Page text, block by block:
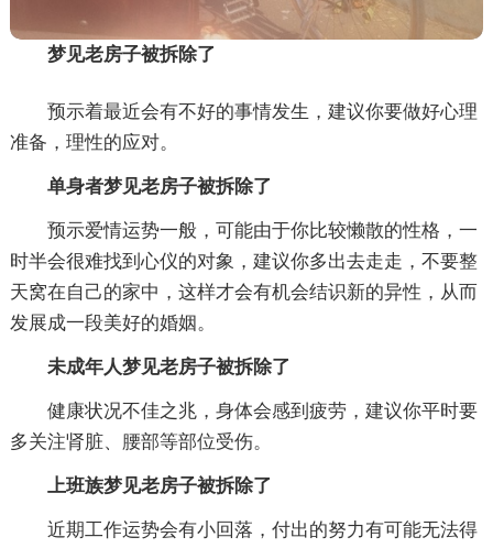
梦见老房子被拆除了
预示着最近会有不好的事情发生，建议你要做好心理
准备，理性的应对。
单身者梦见老房子被拆除了
预示爱情运势一般，可能由于你比较懒散的性格，一
时半会很难找到心仪的对象，建议你多出去走走，不要整
天窝在自己的家中，这样才会有机会结识新的异性，从而
发展成一段美好的婚姻。
未成年人梦见老房子被拆除了
健康状况不佳之兆，身体会感到疲劳，建议你平时要
多关注肾脏、腰部等部位受伤。
上班族梦见老房子被拆除了
近期工作运势会有小回落，付出的努力有可能无法得